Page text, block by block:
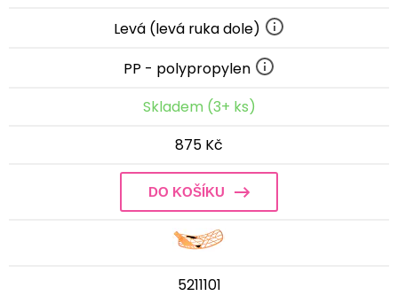
Levá (levá ruka dole)
PP - polypropylen
Skladem (3+ ks)
875 Kč
DO KOŠÍKU
5211101